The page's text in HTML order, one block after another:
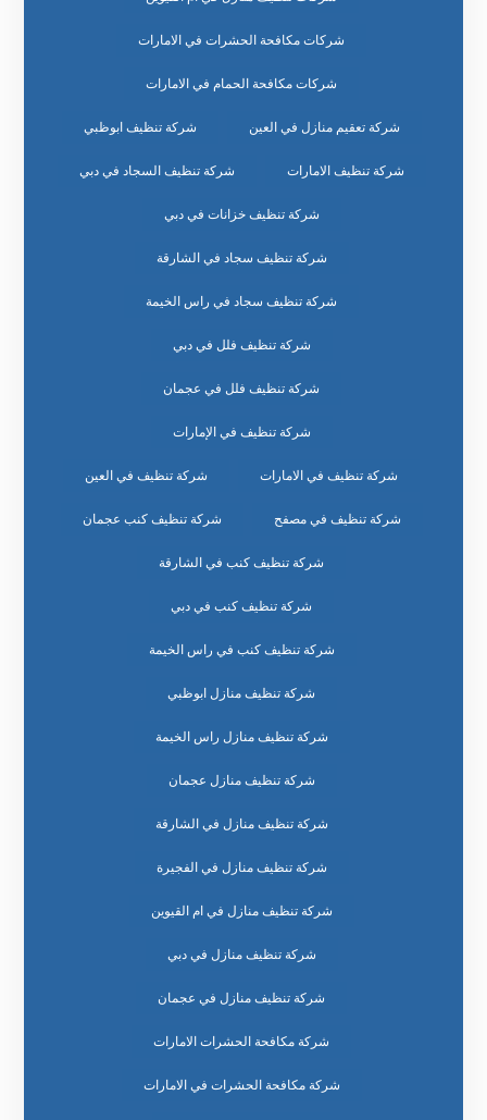
شركات مكافحة الحشرات في الامارات
شركات مكافحة الحمام في الامارات
شركة تعقيم منازل في العين شركة تنظيف ابوظبي
شركة تنظيف الامارات شركة تنظيف السجاد في دبي
شركة تنظيف خزانات في دبي
شركة تنظيف سجاد في الشارقة
شركة تنظيف سجاد في راس الخيمة
شركة تنظيف فلل في دبي
شركة تنظيف فلل في عجمان
شركة تنظيف في الإمارات
شركة تنظيف في الامارات شركة تنظيف في العين
شركة تنظيف في مصفح شركة تنظيف كنب عجمان
شركة تنظيف كنب في الشارقة
شركة تنظيف كنب في دبي
شركة تنظيف كنب في راس الخيمة
شركة تنظيف منازل ابوظبي
شركة تنظيف منازل راس الخيمة
شركة تنظيف منازل عجمان
شركة تنظيف منازل في الشارقة
شركة تنظيف منازل في الفجيرة
شركة تنظيف منازل في ام القيوين
شركة تنظيف منازل في دبي
شركة تنظيف منازل في عجمان
شركة مكافحة الحشرات الامارات
شركة مكافحة الحشرات في الامارات